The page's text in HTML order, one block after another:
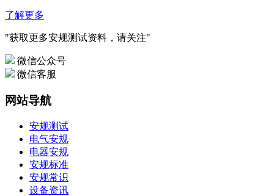
了解更多
"获取更多安规测试资料，请关注"
微信公众号
微信客服
网站导航
安规测试
电气安规
电器安规
安规标准
安规常识
设备资讯